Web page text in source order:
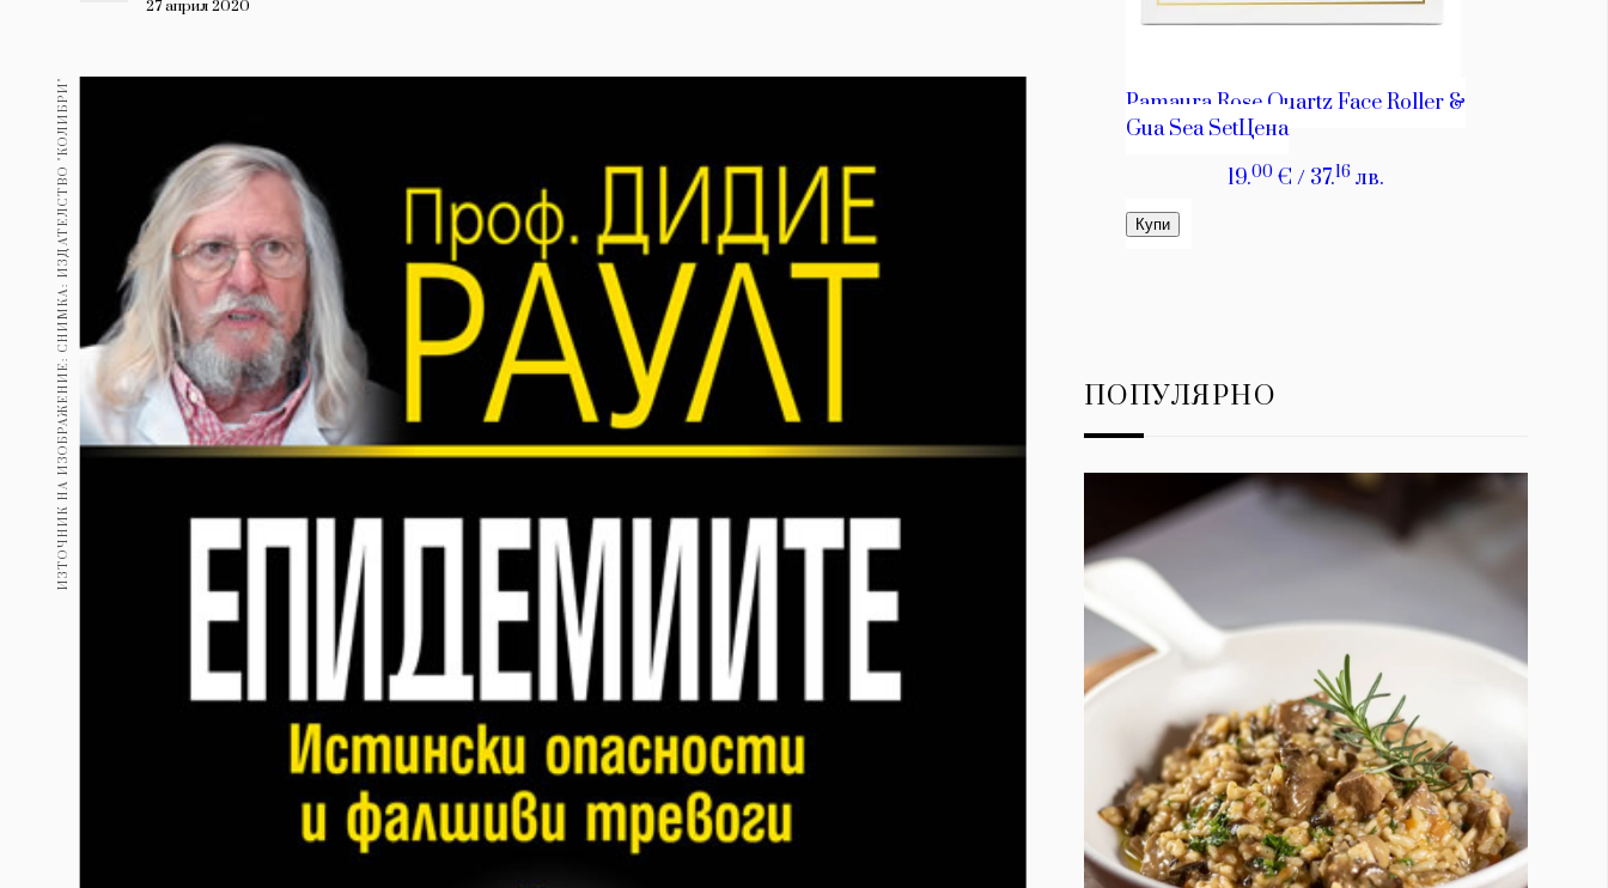
Здраве
Gentlemen
Wellness 1817
ПОСЛЕДВАЙТЕ
НИ
27 април 2020
ИЗТОЧНИК НА ИЗОБРАЖЕНИЕ: СНИМКА: ИЗДАТЕЛСТВО "КОЛИБРИ" ПОПУЛЯРНО